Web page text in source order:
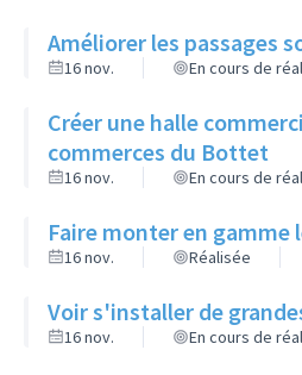
Améliorer les passages
16 nov. En cours de
Créer une halle
commerces du Bottet
16 nov. En cours de
Faire monter en
16 nov. Réalisée
Voir s'installer de
16 nov. En cours de